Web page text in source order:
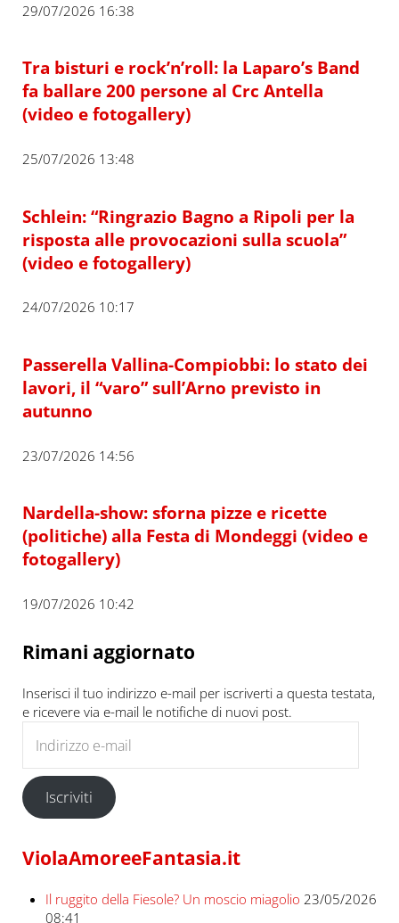
29/07/2026 16:38
Tra bisturi e rock’n’roll: la Laparo’s Band
fa ballare 200 persone al Crc Antella
(video e fotogallery)
25/07/2026 13:48
Schlein: “Ringrazio Bagno a Ripoli per la
risposta alle provocazioni sulla scuola”
(video e fotogallery)
24/07/2026 10:17
Passerella Vallina-Compiobbi: lo stato dei
lavori, il “varo” sull’Arno previsto in
autunno
23/07/2026 14:56
Nardella-show: sforna pizze e ricette
(politiche) alla Festa di Mondeggi (video e
fotogallery)
19/07/2026 10:42
Rimani aggiornato
Inserisci il tuo indirizzo e-mail per iscriverti a questa testata,
e ricevere via e-mail le notifiche di nuovi post.
Iscriviti
ViolaAmoreeFantasia.it
Il ruggito della Fiesole? Un moscio miagolio 23/05/2026
08:41